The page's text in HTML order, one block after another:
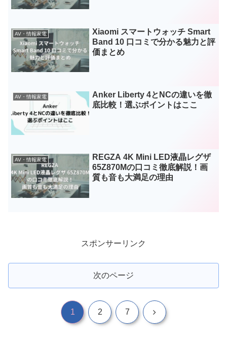
AV・情報家電
Xiaomi スマートウォッチ Smart
Band 10 口コミで分かる魅力と評
価まとめ
AV・情報家電
Anker Liberty 4とNCの違いを徹
底比較！選ぶポイントはここ
AV・情報家電
REGZA 4K Mini LED液晶レグザ
65Z870Mの口コミ徹底解説！画
質も音も大満足の理由
スポンサーリンク
次のページ
1 2 7 次